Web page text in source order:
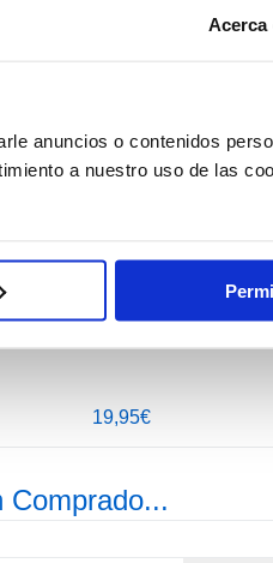
Acerca
anuncios o contenidos
a nuestro uso de las
19,95€
Comprado...